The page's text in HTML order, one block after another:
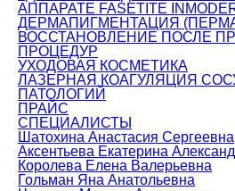
АППАРАТЕ FASETITE
ДЕРМАПИГМЕНТАЦИЯ
ВОССТАНОВЛЕНИЕ ПОСЛЕ
ПРОЦЕДУР
УХОДОВАЯ КОСМЕТИКА
ЛАЗЕРНАЯ КОАГУЛЯЦИЯ
ПАТОЛОГИЙ
ПРАЙС
СПЕЦИАЛИСТЫ
Шатохина Анастасия Сергеевна
Аксентьева Екатерина
Королева Елена Валерьевна
Гольман Яна Анатольевна